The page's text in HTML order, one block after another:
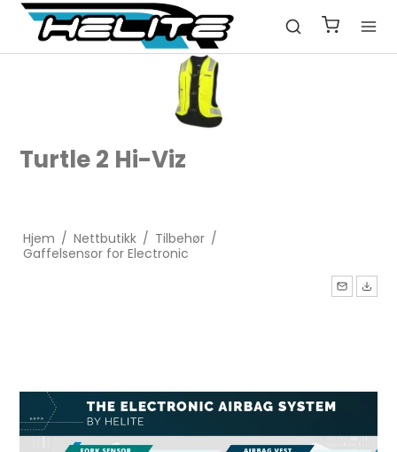
Turtle 2 Hi-Viz
Hjem / Nettbutikk / Tilbehør /
Gaffelsensor for Electronic